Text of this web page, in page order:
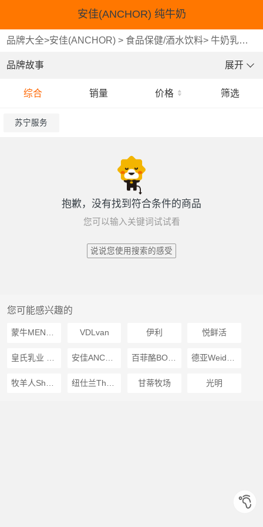
安佳(ANCHOR) 纯牛奶
品牌大全>安佳(ANCHOR) > 食品保健/酒水饮料>牛奶乳品
品牌故事 展开
综合 销量 价格 筛选
苏宁服务
抱歉，没有找到符合条件的商品
您可以输入关键词试试看
说说您使用搜索的感受
您可能感兴趣的
VDLvan 伊利 悦鲜活
安佳ANCHOR 百菲酪BONUS
甘蒂牧场 光明